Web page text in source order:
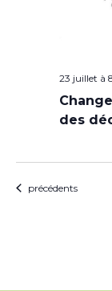
23 juillet à
des
Évènements
précédents